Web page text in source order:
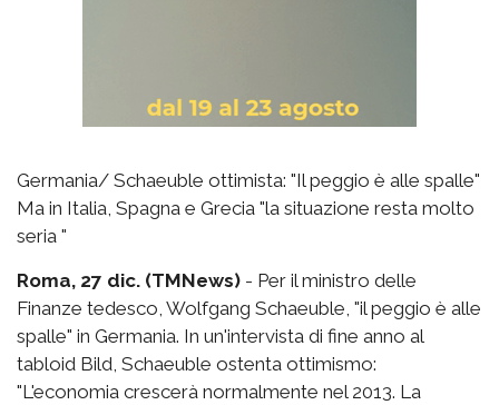
Germania/ Schaeuble ottimista: "Il peggio è alle spalle"
Ma in Italia, Spagna e Grecia "la situazione resta molto
seria "
Roma, 27 dic. (TMNews) - Per il ministro delle
Finanze tedesco, Wolfgang Schaeuble, "il peggio è alle
spalle" in Germania. In un'intervista di fine anno al
tabloid Bild, Schaeuble ostenta ottimismo:
"L'economia crescerà normalmente nel 2013. La